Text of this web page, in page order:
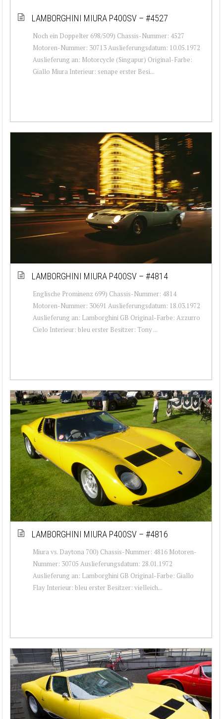
LAMBORGHINI MIURA P400SV – #4527
Noch ein Doppelter 698/509) Chassis-Nummer: 4527
Motoren-Nummer: 30713 Auslieferungsdatum: 10.05.1972
Auslieferung an: Motorcycle (Singapur) Original-Farbe:
Giallo Miura Interieur: senape erster Besi...
LAMBORGHINI MIURA P400SV – #4814
Englische Prominenz 699) Chassis-Nummer: 4814
Motoren-Nummer: 30691 Auslieferungsdatum: 18.03.1972
Auslieferung an: Lamborghini GB Original-Farbe: Azzurro
Cielo Interieur: bleu erster Besitzer: Tony ...
LAMBORGHINI MIURA P400SV – #4816
Miura vs. Daytona 700) Chassis-Nummer: 4816 Motoren-
Nummer: 30705 Auslieferungsdatum: 28.01.1972
Auslieferung an: Lamborghini GB Original-Farbe: Giallo
Flay Interieur: bleu erster Besitzer: vielleich...